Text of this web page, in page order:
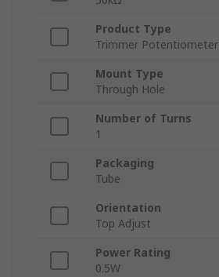
Product Type
Trimmer Potentiometer
Mount Type
Through Hole
Number of Turns
1
Packaging
Tube
Orientation
Top Adjust
Power Rating
0.5W